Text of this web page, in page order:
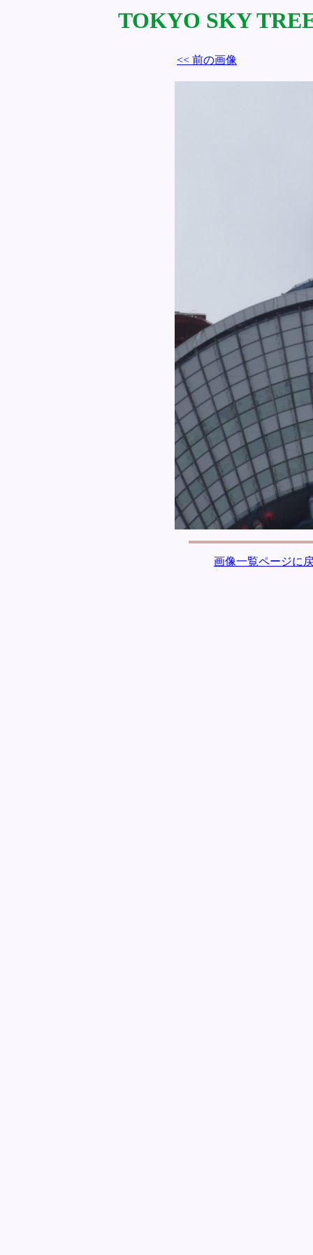
TOKYO SKY
<< 前の画像
画像一覧ページに